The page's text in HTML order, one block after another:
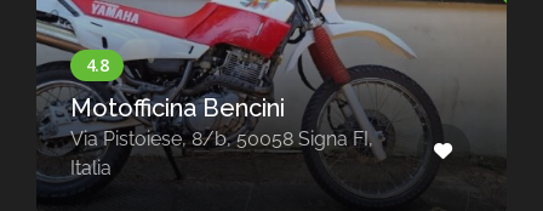
Motofficina Bencini
Via Pistoiese, 8/b, 50058 Signa FI,
Italia